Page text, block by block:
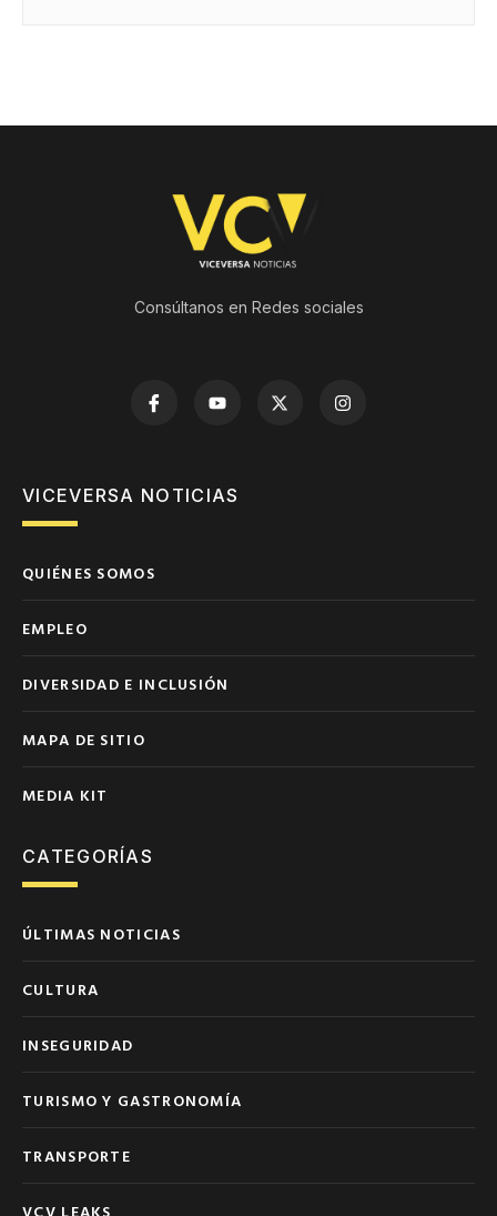
Consúltanos en Redes sociales
VICEVERSA NOTICIAS
QUIÉNES SOMOS
EMPLEO
DIVERSIDAD E INCLUSIÓN
MAPA DE SITIO
MEDIA KIT
CATEGORÍAS
ÚLTIMAS NOTICIAS
CULTURA
INSEGURIDAD
TURISMO Y GASTRONOMÍA
TRANSPORTE